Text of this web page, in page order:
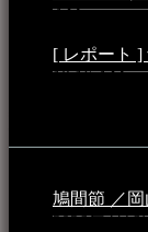
AM
[ レポート ]
10:16 AM
鳩間節 ／
2026年4月6